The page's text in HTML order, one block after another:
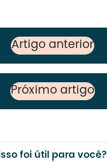
Previous Post
Artigo anterior
Next Post
Próximo artigo
Isso foi útil para você?